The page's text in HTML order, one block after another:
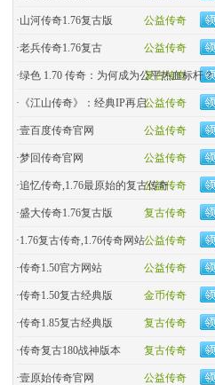
公益传奇
·山河传奇1.76复古版
公益传奇
·老兵传奇1.76复古
复古传奇
·绿色 1.70 传奇：为何成为公平热血标杆？
公益传奇
· 《江山传奇》：经典IP再启
公益传奇
·壹百度传奇官网
公益传奇
·梦回传奇官网
公益传奇
·追忆传奇,1.76最原始的复古传奇
复古传奇
·盛大传奇1.76复古版
公益传奇
·1.76复古传奇,1.76传奇网站
公益传奇
·传奇1.50官方网站
金币传奇
·传奇1.50复古经典版
复古传奇
·传奇1.85复古经典版
复古传奇
·传奇复古180战神版本
公益传奇
·壹原始传奇官网